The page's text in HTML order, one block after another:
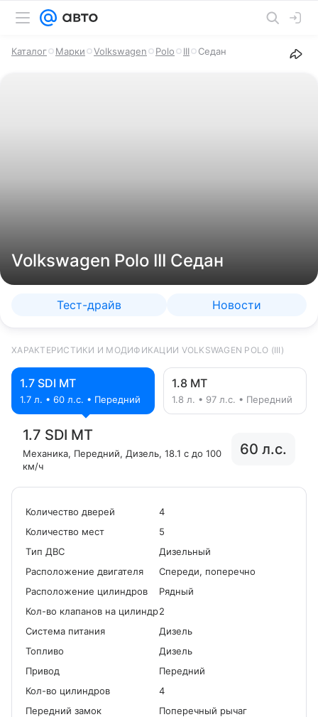
Каталог Марки Volkswagen Polo III Седан
Volkswagen Polo III Седан
Тест-драйв Новости
ХАРАКТЕРИСТИКИ И МОДИФИКАЦИИ VOLKSWAGEN POLO (III)
1.7 SDI MT
1.7 л. • 60 л.с. • Передний
1.8 MT
1.8 л. • 97 л.с. • Передний
1.7 SDI MT
Механика, Передний, Дизель, 18.1 с до 100
км/ч
60 л.с.
Количество дверей
4
Количество мест
5
Tип ДВС
Дизельный
Расположение двигателя
Спереди, поперечно
Расположение цилиндров
Рядный
Кол-во клапанов на цилиндр2
Система питания
Дизель
Топливо
Дизель
Привод
Передний
Кол-во цилиндров
4
Передний замок
Поперечный рычаг